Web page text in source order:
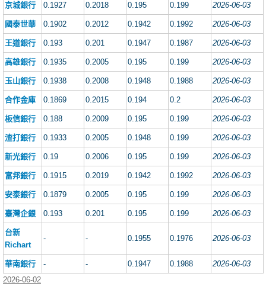
京城銀行 0.1927 0.2018 0.195 0.199 2026-06-03
國泰世華 0.1902 0.2012 0.1942 0.1992 2026-06-03
王道銀行 0.193 0.201 0.1947 0.1987 2026-06-03
高雄銀行 0.1935 0.2005 0.195 0.199 2026-06-03
玉山銀行 0.1938 0.2008 0.1948 0.1988 2026-06-03
合作金庫 0.1869 0.2015 0.194 0.2 2026-06-03
板信銀行 0.188 0.2009 0.195 0.199 2026-06-03
渣打銀行 0.1933 0.2005 0.1948 0.199 2026-06-03
新光銀行 0.19 0.2006 0.195 0.199 2026-06-03
富邦銀行 0.1915 0.2019 0.1942 0.1992 2026-06-03
安泰銀行 0.1879 0.2005 0.195 0.199 2026-06-03
臺灣企銀 0.193 0.201 0.195 0.199 2026-06-03
台新
Richart
- - 0.1955 0.1976 2026-06-03
華南銀行 - - 0.1947 0.1988
2026-06-03
2026-06-02